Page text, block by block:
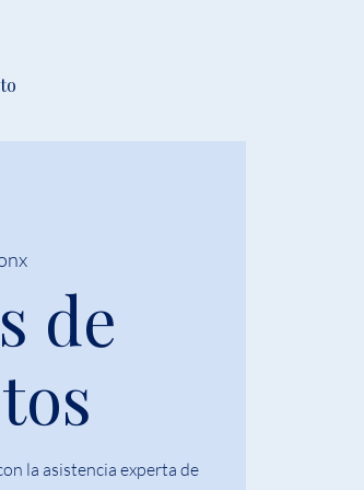
de
la asistencia experta de